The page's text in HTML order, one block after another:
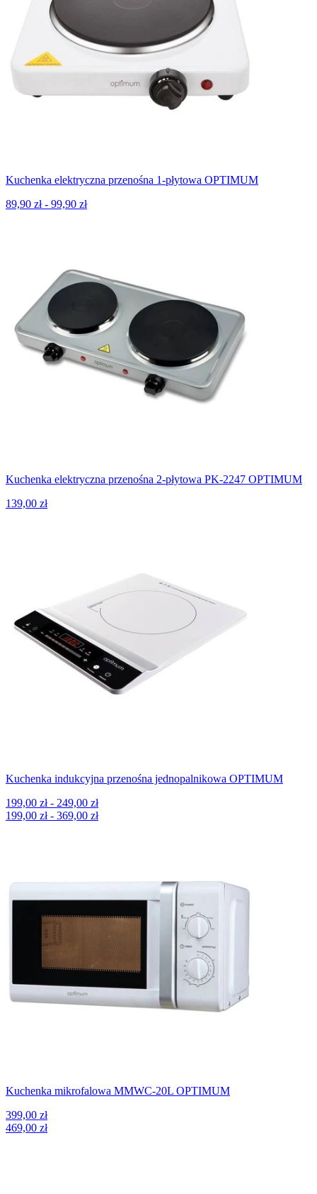
Kuchenka elektryczna przenośna 1-płytowa OPTIMUM
89,90 zł - 99,90 zł
Kuchenka elektryczna przenośna 2-płytowa PK-2247 OPTIMUM
139,00 zł
Kuchenka indukcyjna przenośna jednopalnikowa OPTIMUM
199,00 zł - 249,00 zł
199,00 zł - 369,00 zł
Kuchenka mikrofalowa MMWC-20L OPTIMUM
399,00 zł
469,00 zł